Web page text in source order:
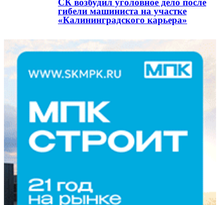
СК возбудил уголовное дело после
гибели машиниста на участке
«Калининградского карьера»